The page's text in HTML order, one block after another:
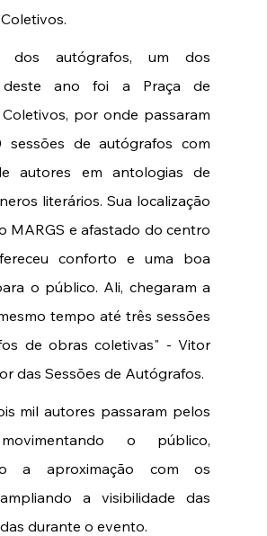
dos autógrafos, um dos
deste ano foi a Praça de
por onde passaram
sessões de autógrafos com
autores em antologias de
literários. Sua localização
MARGS e afastado do centro
conforto e uma boa
o público. Ali, chegaram a
tempo até três sessões
de obras coletivas" - Vitor
das Sessões de Autógrafos.
mil autores passaram pelos
o público,
a aproximação com os
a visibilidade das
durante o evento.